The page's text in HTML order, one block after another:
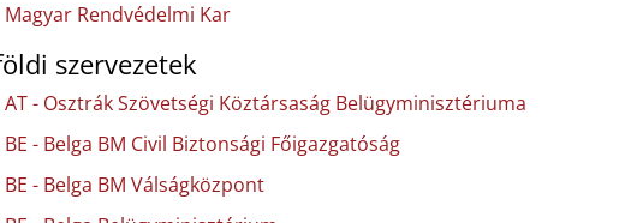
Magyar Rendvédelmi Kar
szervezetek
AT - Osztrák Szövetségi Köztársaság Belügyminisztériuma
BE - Belga BM Civil Biztonsági Főigazgatóság
BE - Belga BM Válságközpont